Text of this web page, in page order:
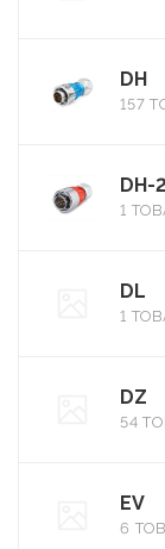
DH
157
DH-
1
DL
1
DZ
54
EV
6